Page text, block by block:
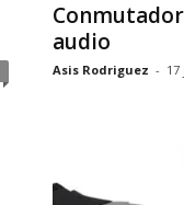
audio
Asis Rodriguez - 17